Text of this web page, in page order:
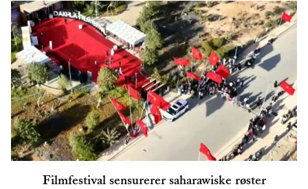
Filmfestival sensurerer saharawiske røster